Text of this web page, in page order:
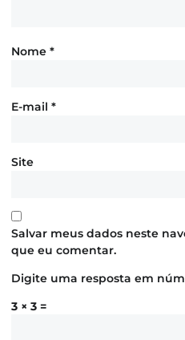
Nome *
E-mail *
Site
Salvar meus dados neste
que eu comentar.
Digite uma resposta em
3 × 3 =